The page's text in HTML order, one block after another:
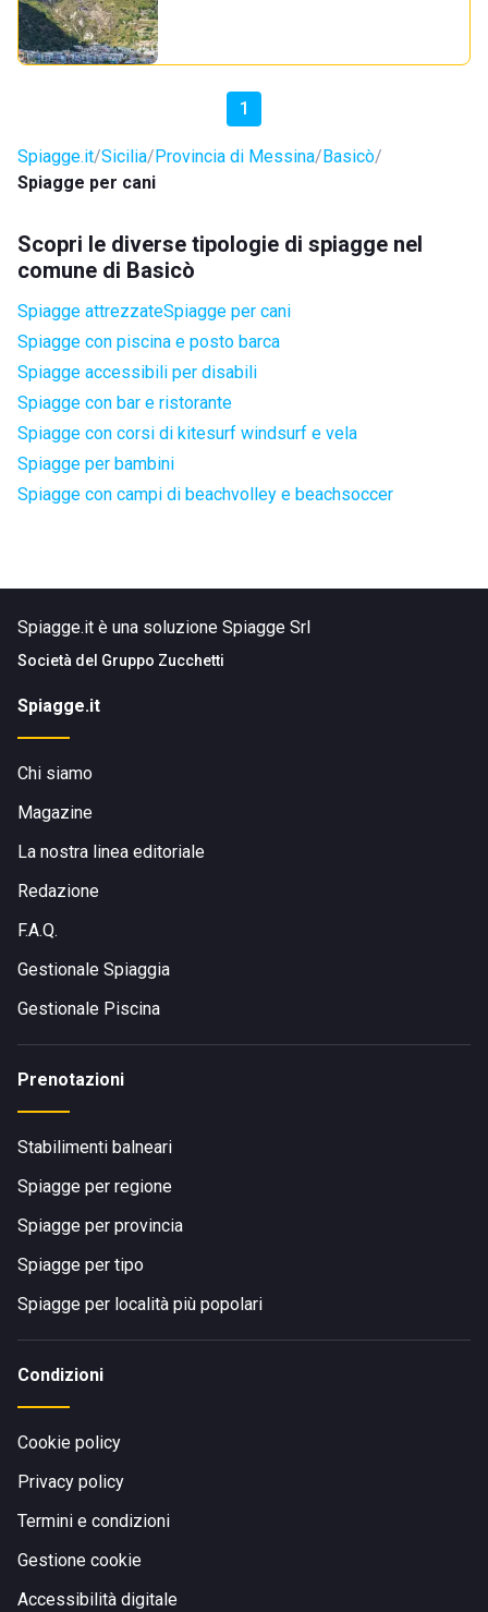
1
Spiagge.it Sicilia Provincia di Messina Basicò
Spiagge per cani
Scopri le diverse tipologie di spiagge nel
comune di Basicò
Spiagge attrezzateSpiagge per cani
Spiagge con piscina e posto barca
Spiagge accessibili per disabili
Spiagge con bar e ristorante
Spiagge con corsi di kitesurf windsurf e vela
Spiagge per bambini
Spiagge con campi di beachvolley e beachsoccer
Spiagge.it è una soluzione Spiagge Srl
Società del Gruppo Zucchetti
Spiagge.it
Chi siamo
Magazine
La nostra linea editoriale
Redazione
F.A.Q.
Gestionale Spiaggia
Gestionale Piscina
Prenotazioni
Stabilimenti balneari
Spiagge per regione
Spiagge per provincia
Spiagge per tipo
Spiagge per località più popolari
Condizioni
Cookie policy
Privacy policy
Termini e condizioni
Gestione cookie
Accessibilità digitale